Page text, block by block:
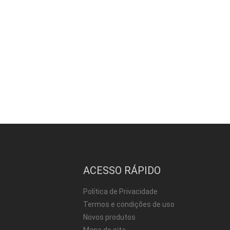
ACESSO RÁPIDO
Política de Privacidade
Termos e condições de uso
Novos produtos